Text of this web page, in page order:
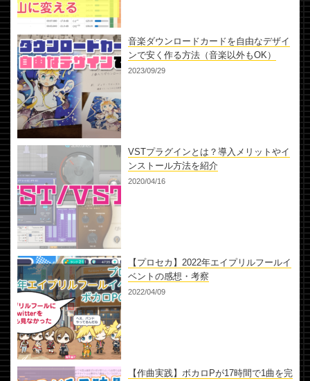
音楽ダウンロードカードを自由なデザイ
ンで安く作る方法（音楽以外もOK）
2023/09/29
VSTプラグインとは？導入メリットやイ
ンストール方法を紹介
2020/04/16
【プロセカ】2022年エイプリルフールイ
ベントの感想・考察
2022/04/09
【作曲実践】ボカロPが17時間で1曲を完